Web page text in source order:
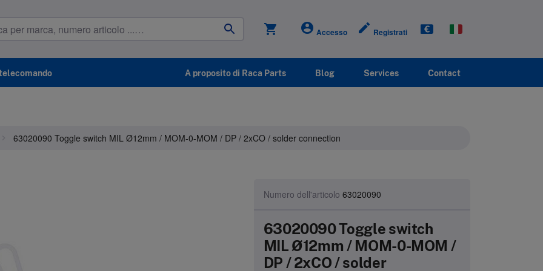
shopping_cart account_circle Accesso create Registrati
A proposito di Raca Parts Blog Services Contact
63020090 Toggle switch MIL Ø12mm / MOM-0-MOM / DP / 2xCO / solder connection
Numero dell'articolo 63020090
63020090 Toggle switch
MIL Ø12mm / MOM-0-MOM /
DP / 2xCO / solder